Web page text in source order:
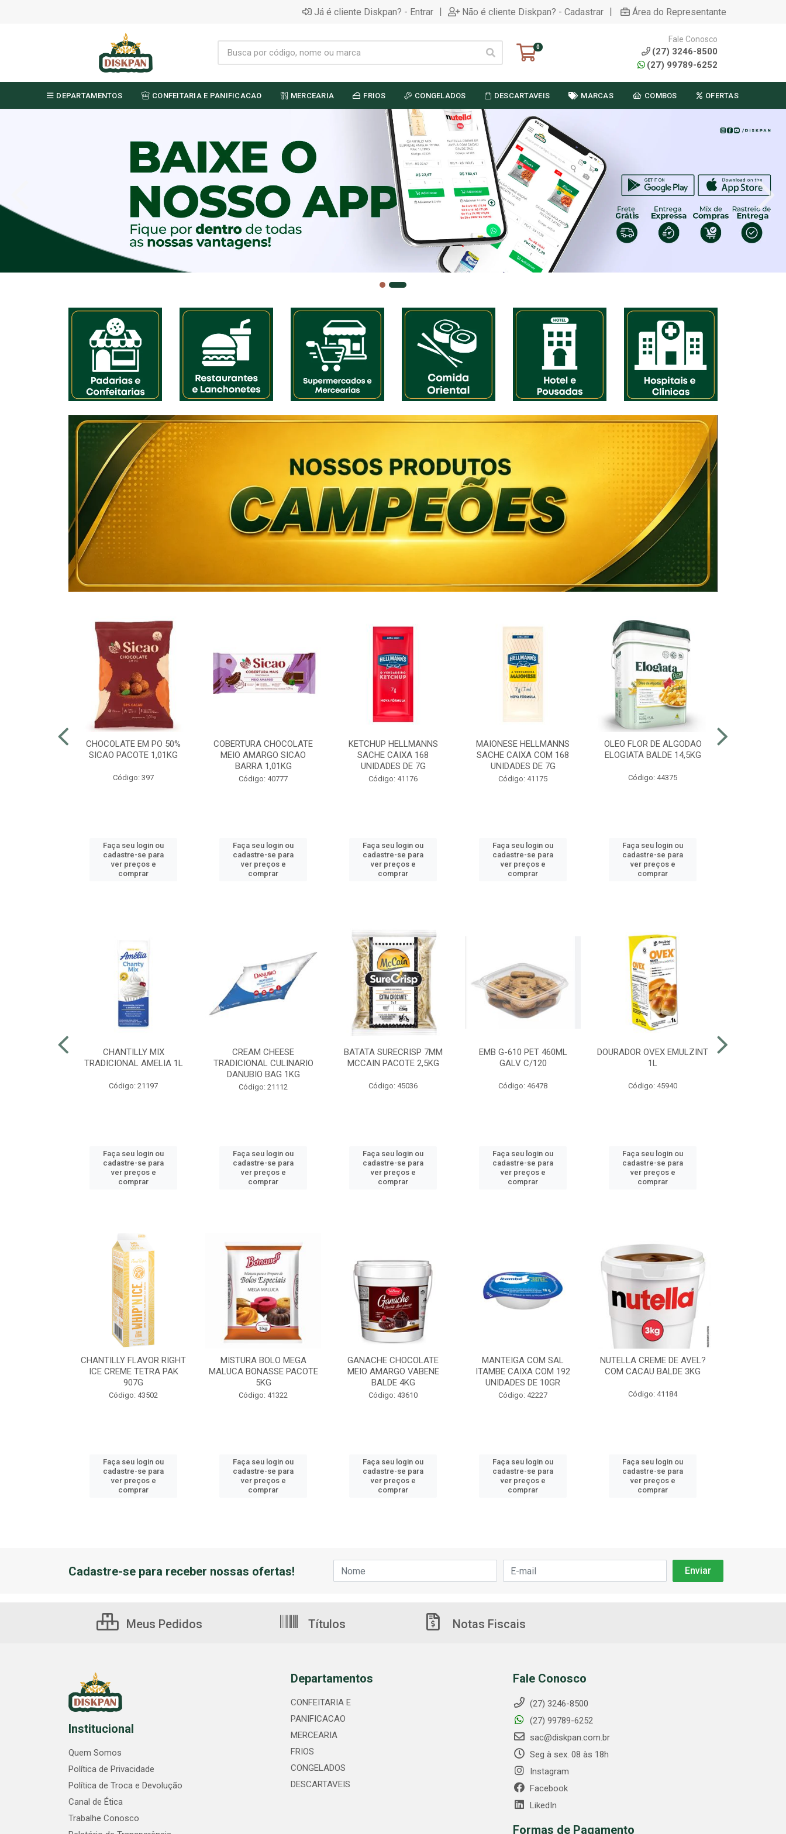
Já é cliente Diskpan? - Entrar | Não é cliente Diskpan? - Cadastrar | Área do Representante
0
Fale Conosco
(27) 3246-8500
(27) 99789-6252
DEPARTAMENTOS CONFEITARIA E PANIFICACAO MERCEARIA FRIOS CONGELADOS DESCARTAVEIS MARCAS COMBOS OFERTAS
CHOCOLATE EM PO 50%
SICAO PACOTE 1,01KG
Código: 397
Faça seu login ou
cadastre-se para
ver preços e
comprar
COBERTURA CHOCOLATE
MEIO AMARGO SICAO
BARRA 1,01KG
Código: 40777
Faça seu login ou
cadastre-se para
ver preços e
comprar
KETCHUP HELLMANNS
SACHE CAIXA 168
UNIDADES DE 7G
Código: 41176
Faça seu login ou
cadastre-se para
ver preços e
comprar
MAIONESE HELLMANNS
SACHE CAIXA COM 168
UNIDADES DE 7G
Código: 41175
Faça seu login ou
cadastre-se para
ver preços e
comprar
OLEO FLOR DE ALGODAO
ELOGIATA BALDE 14,5KG
Código: 44375
Faça seu login ou
cadastre-se para
ver preços e
comprar
CHANTILLY MIX
TRADICIONAL AMELIA 1L
Código: 21197
Faça seu login ou
cadastre-se para
ver preços e
comprar
CREAM CHEESE
TRADICIONAL CULINARIO
DANUBIO BAG 1KG
Código: 21112
Faça seu login ou
cadastre-se para
ver preços e
comprar
BATATA SURECRISP 7MM
MCCAIN PACOTE 2,5KG
Código: 45036
Faça seu login ou
cadastre-se para
ver preços e
comprar
EMB G-610 PET 460ML
GALV C/120
Código: 46478
Faça seu login ou
cadastre-se para
ver preços e
comprar
DOURADOR OVEX EMULZINT
1L
Código: 45940
Faça seu login ou
cadastre-se para
ver preços e
comprar
CHANTILLY FLAVOR RIGHT
ICE CREME TETRA PAK
907G
Código: 43502
Faça seu login ou
cadastre-se para
ver preços e
comprar
MISTURA BOLO MEGA
MALUCA BONASSE PACOTE
5KG
Código: 41322
Faça seu login ou
cadastre-se para
ver preços e
comprar
GANACHE CHOCOLATE
MEIO AMARGO VABENE
BALDE 4KG
Código: 43610
Faça seu login ou
cadastre-se para
ver preços e
comprar
MANTEIGA COM SAL
ITAMBE CAIXA COM 192
UNIDADES DE 10GR
Código: 42227
Faça seu login ou
cadastre-se para
ver preços e
comprar
NUTELLA CREME DE AVEL?
COM CACAU BALDE 3KG
Código: 41184
Faça seu login ou
cadastre-se para
ver preços e
comprar
Cadastre-se para receber nossas ofertas!
Meus Pedidos Títulos Notas Fiscais
Institucional
Quem Somos
Política de Privacidade
Política de Troca e Devolução
Canal de Ética
Trabalhe Conosco
Departamentos
CONFEITARIA E
PANIFICACAO
MERCEARIA
FRIOS
CONGELADOS
DESCARTAVEIS
Fale Conosco
(27) 3246-8500
(27) 99789-6252
sac@diskpan.com.br
Seg à sex. 08 às 18h
Instagram
Facebook
LikedIn
Formas de Pagamento